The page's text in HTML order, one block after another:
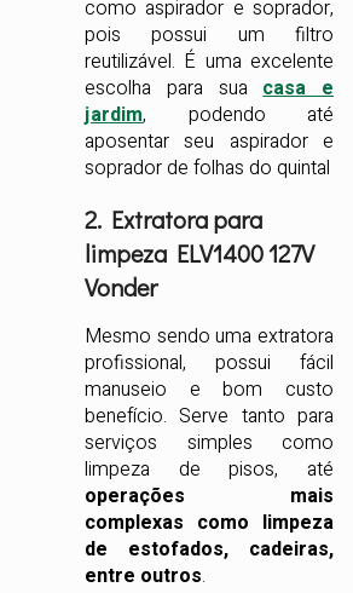
como aspirador e soprador,
pois possui um filtro
reutilizável. É uma excelente
escolha para suacasa e
jardim, podendo até
aposentar seu aspirador e
soprador de folhas do quintal
2. Extratora para
limpeza ELV1400 127V
Vonder
Mesmo sendo uma extratora
profissional, possui fácil
manuseio e bom custo
benefício. Serve tanto para
serviços simples como
limpeza de pisos, até
operações mais
complexas como limpeza
de estofados, cadeiras,
entre outros.